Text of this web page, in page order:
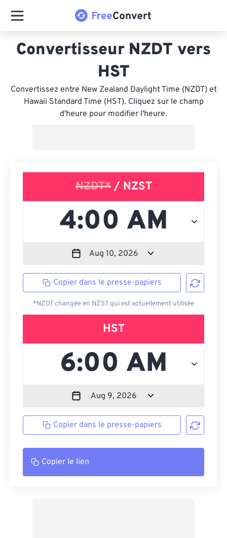
Convertisseur NZDT vers
HST
Convertissez entre New Zealand Daylight Time (NZDT) et
Hawaii Standard Time (HST). Cliquez sur le champ
d'heure pour modifier l'heure.
NZDT*/ NZST
Copier dans le presse-papiers
*NZDT changée en NZST qui est actuellement utilisée
HST
Copier dans le presse-papiers
Copier le lien